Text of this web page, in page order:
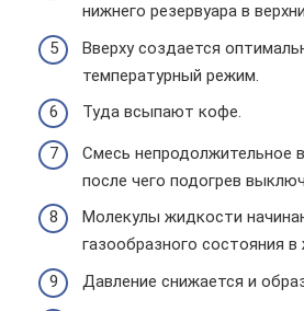
нижнего резервуара в
Вверху создается
температурный режим.
Туда всыпают кофе.
Смесь непродолжительное
после чего подогрев
Молекулы жидкости
газообразного состояния
Давление снижается и